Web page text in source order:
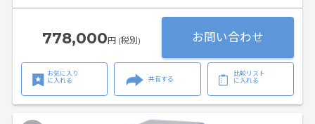
778,000円 (税別) お問い合わせ
お気に入り
に入れる
共有する
比較リスト
に入れる